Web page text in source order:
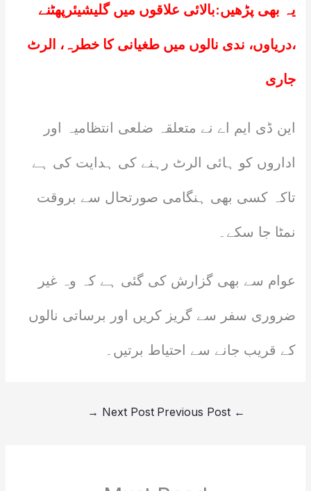
یہ بھی پڑھیں:بالائی علاقوں میں گلیشیئرپھٹنے
،دریاوں، ندی نالوں میں طغیانی کا خطرہ، الرٹ
جاری
این ڈی ایم اے نے متعلقہ ضلعی انتظامیہ اور
اداروں کو ہائی الرٹ رہنے کی ہدایت کی ہے
تاکہ کسی بھی ہنگامی صورتحال سے بروقت
نمٹا جا سکے۔
عوام سے بھی گزارش کی گئی ہے کہ وہ غیر
ضروری سفر سے گریز کریں اور برساتی نالوں
کے قریب جانے سے احتیاط برتیں۔
←
Next Post
→